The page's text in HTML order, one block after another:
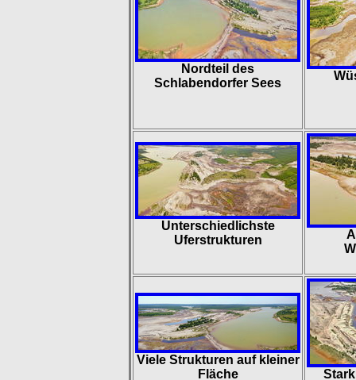
Nordteil des
Schlabendorfer Sees
Unterschiedlichste
Uferstrukturen
Viele Strukturen auf kleiner
Fläche